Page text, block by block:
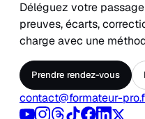
Déléguez votre
preuves, écarts,
charge avec une
Prendre rendez-vous
contact@formateur-